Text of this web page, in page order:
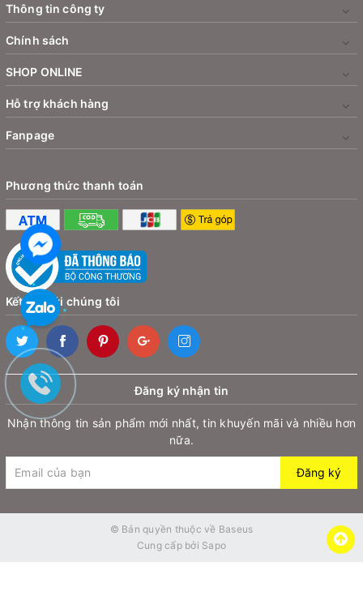
Thông tin công ty
Chính sách
SHOP ONLINE
Hỗ trợ khách hàng
Fanpage
Phương thức thanh toán
Kết nối với chúng tôi
Đăng ký nhận tin
Nhận thông tin sản phẩm mới nhất, tin khuyến mãi và nhiều hơn
nữa.
Đăng ký
© Bản quyền thuộc về Baseus
Cung cấp bởi Sapo